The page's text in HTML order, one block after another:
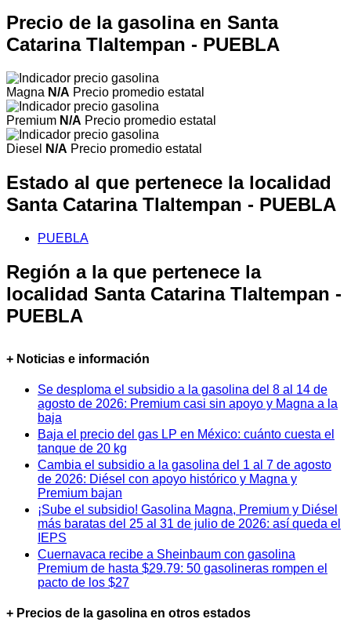
Precio de la gasolina en Santa
Catarina Tlaltempan - PUEBLA
Magna N/A Precio promedio estatal
Premium N/A Precio promedio estatal
Diesel N/A Precio promedio estatal
Estado al que pertenece la localidad
Santa Catarina Tlaltempan - PUEBLA
PUEBLA
Región a la que pertenece la
localidad Santa Catarina Tlaltempan -
PUEBLA
+ Noticias e información
Se desploma el subsidio a la gasolina del 8 al 14 de
agosto de 2026: Premium casi sin apoyo y Magna a la
baja
Baja el precio del gas LP en México: cuánto cuesta el
tanque de 20 kg
Cambia el subsidio a la gasolina del 1 al 7 de agosto
de 2026: Diésel con apoyo histórico y Magna y
Premium bajan
¡Sube el subsidio! Gasolina Magna, Premium y Diésel
más baratas del 25 al 31 de julio de 2026: así queda el
IEPS
Cuernavaca recibe a Sheinbaum con gasolina
Premium de hasta $29.79: 50 gasolineras rompen el
pacto de los $27
+ Precios de la gasolina en otros estados